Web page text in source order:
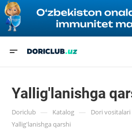
Yallig'lanishga
Doriclub — Katalog — Dori vositalari
Yallig'lanishga qarshi